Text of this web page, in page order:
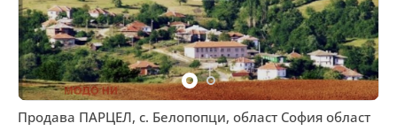
Продава ПАРЦЕЛ, с. Белопопци, област София област